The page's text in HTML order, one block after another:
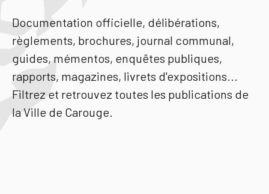
Actualités
Agenda
Lieux
Documentation officielle, délibérations,
règlements, brochures, journal communal,
guides, mémentos, enquêtes publiques,
rapports, magazines, livrets d'expositions...
Filtrez et retrouvez toutes les publications de
la Ville de Carouge.